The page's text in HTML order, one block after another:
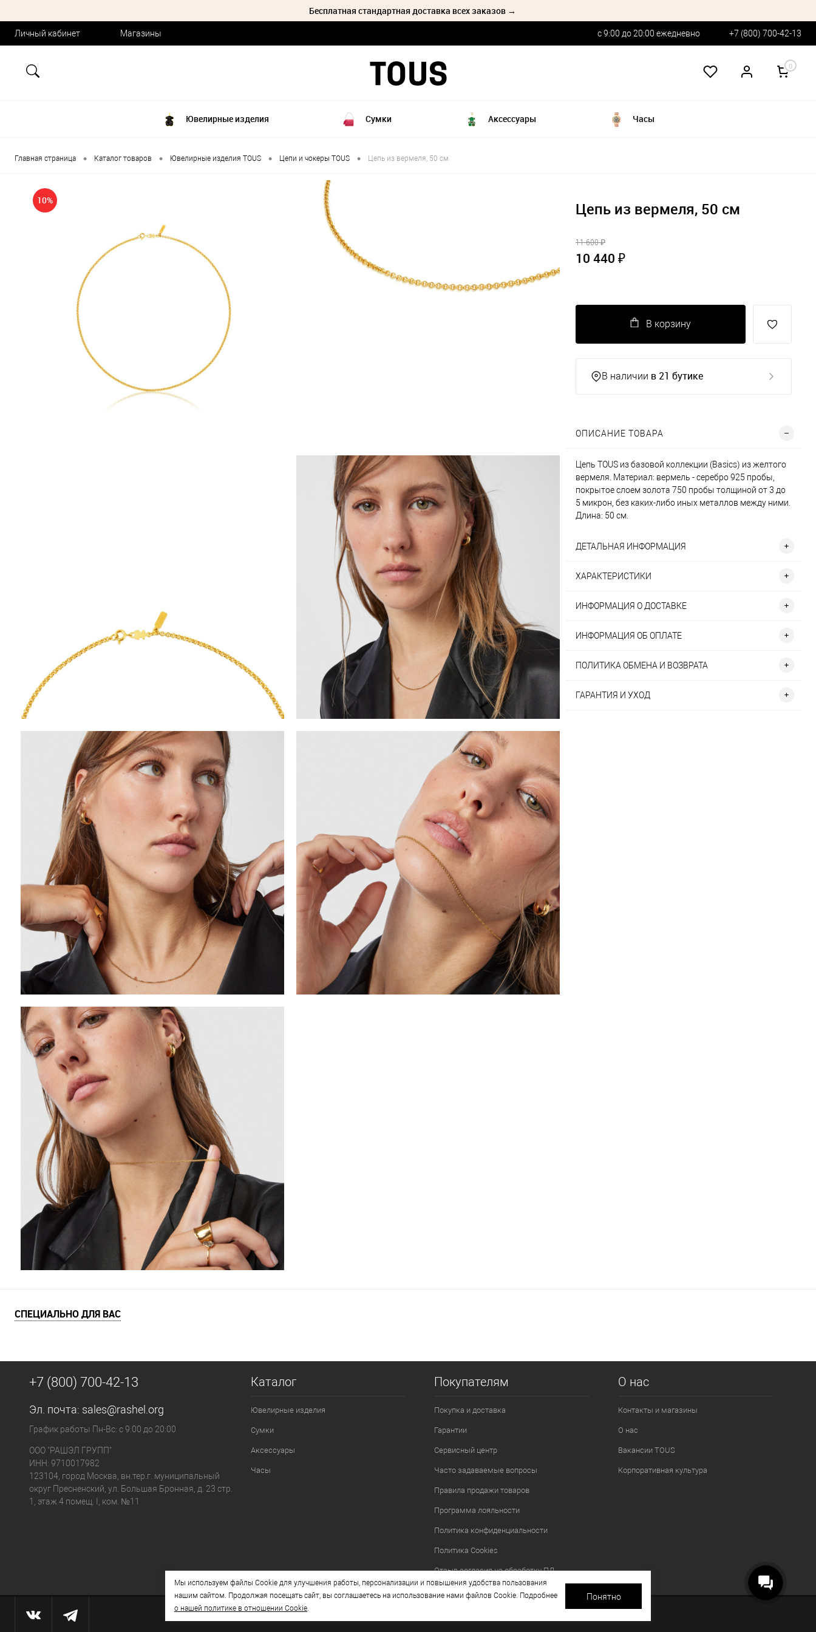
Бесплатная стандартная доставка всех заказов →
Личный кабинет Магазины с 9:00 до 20:00 ежедневно +7 (800) 700-42-13
0
Ювелирные изделия Сумки Аксессуары Часы
Главная страница • Каталог товаров • Ювелирные изделия TOUS • Цепи и чокеры TOUS • Цепь из вермеля, 50 см
10% Цепь из вермеля, 50 см
11 600 ₽
10 440 ₽
В корзину
В наличии в 21 бутике
ОПИСАНИЕ ТОВАРА
Цепь TOUS из базовой коллекции (Basics) из желтого
вермеля. Материал: вермель - серебро 925 пробы,
покрытое слоем золота 750 пробы толщиной от 3 до
5 микрон, без каких-либо иных металлов между ними.
Длина: 50 см.
ДЕТАЛЬНАЯ ИНФОРМАЦИЯ
ХАРАКТЕРИСТИКИ
ИНФОРМАЦИЯ О ДОСТАВКЕ
ИНФОРМАЦИЯ ОБ ОПЛАТЕ
ПОЛИТИКА ОБМЕНА И ВОЗВРАТА
ГАРАНТИЯ И УХОД
СПЕЦИАЛЬНО ДЛЯ ВАС
Каталог
Ювелирные изделия
Сумки
Аксессуары
Часы
Покупателям
Покупка и доставка
Гарантии
Сервисный центр
Часто задаваемые вопросы
Правила продажи товаров
Программа лояльности
Политика конфиденциальности
Политика Cookies
Отзыв согласия на обработку ПД
О нас
Контакты и магазины
О нас
Вакансии TOUS
Корпоративная культура
+7 (800) 700-42-13
Эл. почта: sales@rashel.org
График работы Пн-Вс: с 9:00 до 20:00
ООО "РАШЭЛ ГРУПП"
ИНН: 9710017982
123104, город Москва, вн.тер.г. муниципальный
округ Пресненский, ул. Большая Бронная, д. 23 стр.
1, этаж 4 помещ. I, ком. №11
Мы используем файлы Cookie для улучшения работы, персонализации и повышения удобства пользования
нашим сайтом. Продолжая посещать сайт, вы соглашаетесь на использование нами файлов Cookie. Подробнее
о нашей политике в отношении Cookie.
Понятно